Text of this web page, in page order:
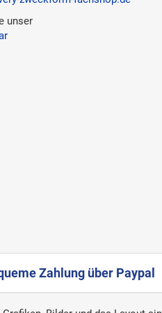
unser
Zahlung über Paypal